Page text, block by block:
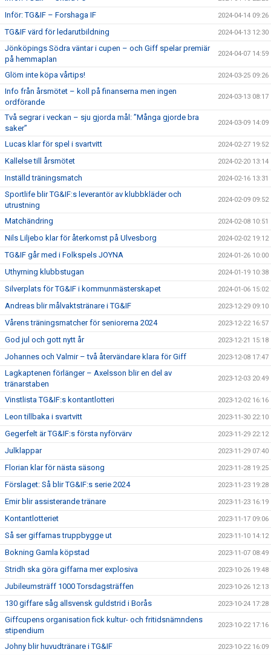
Inför: TG&IF – Forshaga IF 2024-04-14 09:26
TG&IF värd för ledarutbildning 2024-04-13 12:30
Jönköpings Södra väntar i cupen – och Giff spelar premiär
på hemmaplan
2024-04-07 14:59
Glöm inte köpa vårtips! 2024-03-25 09:26
Info från årsmötet – koll på finanserna men ingen
ordförande
2024-03-13 08:17
Två segrar i veckan – sju gjorda mål: ”Många gjorde bra
saker”
2024-03-09 14:09
Lucas klar för spel i svartvitt 2024-02-27 19:52
Kallelse till årsmötet 2024-02-20 13:14
Inställd träningsmatch 2024-02-16 13:31
Sportlife blir TG&IF:s leverantör av klubbkläder och
utrustning
2024-02-09 09:52
Matchändring 2024-02-08 10:51
Nils Liljebo klar för återkomst på Ulvesborg 2024-02-02 19:12
TG&IF går med i Folkspels JOYNA 2024-01-26 10:00
Uthyrning klubbstugan 2024-01-19 10:38
Silverplats för TG&IF i kommunmästerskapet 2024-01-06 15:02
Andreas blir målvaktstränare i TG&IF 2023-12-29 09:10
Vårens träningsmatcher för seniorerna 2024 2023-12-22 16:57
God jul och gott nytt år 2023-12-21 15:18
Johannes och Valmir – två återvändare klara för Giff 2023-12-08 17:47
Lagkaptenen förlänger – Axelsson blir en del av
tränarstaben
2023-12-03 20:49
Vinstlista TG&IF:s kontantlotteri 2023-12-02 16:16
Leon tillbaka i svartvitt 2023-11-30 22:10
Gegerfelt är TG&IF:s första nyförvärv 2023-11-29 22:12
Julklappar 2023-11-29 07:40
Florian klar för nästa säsong 2023-11-28 19:25
Förslaget: Så blir TG&IF:s serie 2024 2023-11-23 19:28
Emir blir assisterande tränare 2023-11-23 16:19
Kontantlotteriet 2023-11-17 09:06
Så ser giffarnas truppbygge ut 2023-11-10 14:12
Bokning Gamla köpstad 2023-11-07 08:49
Stridh ska göra giffarna mer explosiva 2023-10-26 19:48
Jubileumsträff 1000 Torsdagsträffen 2023-10-26 12:13
130 giffare såg allsvensk guldstrid i Borås 2023-10-24 17:28
Giffcupens organisation fick kultur- och fritidsnämndens
stipendium
2023-10-22 17:16
Johny blir huvudtränare i TG&IF 2023-10-22 16:09